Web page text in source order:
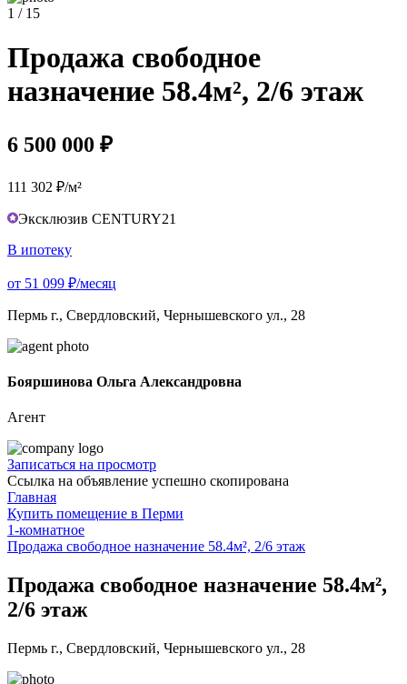
1 / 15
Продажа свободное
назначение 58.4м², 2/6 этаж
6 500 000 ₽
111 302 ₽/м²
Эксклюзив CENTURY21
В ипотеку
от 51 099 ₽/месяц
Пермь г., Свердловский, Чернышевского ул., 28
Бояршинова Ольга Александровна
Агент
Записаться на просмотр
Ссылка на объявление успешно скопирована
Главная
Купить помещение в Перми
1-комнатное
Продажа свободное назначение 58.4м², 2/6 этаж
Продажа свободное назначение 58.4м²,
2/6 этаж
Пермь г., Свердловский, Чернышевского ул., 28